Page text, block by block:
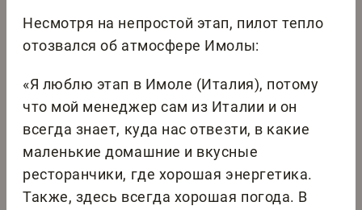
Несмотря на непростой этап, пилот тепло
отозвался об атмосфере Имолы:
«Я люблю этап в Имоле (Италия), потому
что мой менеджер сам из Италии и он
всегда знает, куда нас отвезти, в какие
маленькие домашние и вкусные
ресторанчики, где хорошая энергетика.
Также, здесь всегда хорошая погода. В